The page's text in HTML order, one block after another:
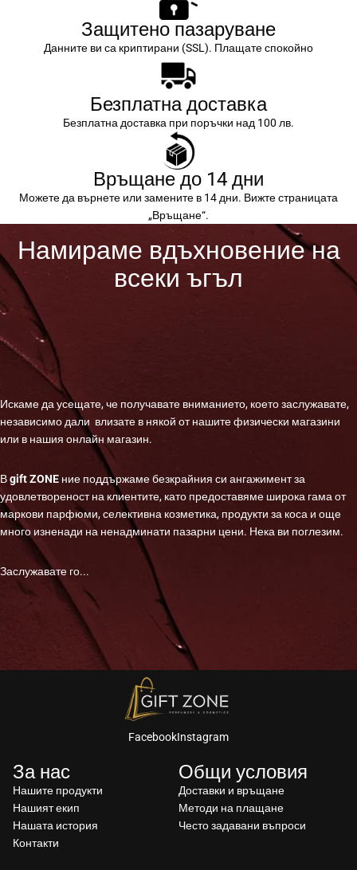
Защитено пазаруване
Данните ви са криптирани (SSL). Плащате спокойно
Безплатна доставка
Безплатна доставка при поръчки над 100 лв.
Връщане до 14 дни
Можете да върнете или замените в 14 дни. Вижте страницата
„Връщане“.
Намираме вдъхновение на
всеки ъгъл
Искаме да усещате, че получавате вниманието, което заслужавате,
независимо дали влизате в някой от нашите физически магазини
или в нашия онлайн магазин.
Вgift ZONE ние поддържаме безкрайния си ангажимент за
удовлетвореност на клиентите, като предоставяме широка гама от
маркови парфюми, селективна козметика, продукти за коса и още
много изненади на ненадминати пазарни цени. Нека ви поглезим.
Заслужавате го...
FacebookInstagram
За нас
Нашите продукти
Нашият екип
Нашата история
Контакти
Общи условия
Доставки и връщане
Методи на плащане
Често задавани въпроси